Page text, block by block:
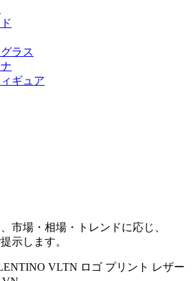
ラス
ギュア
市場・相場・トレンドに応じ、
示します。